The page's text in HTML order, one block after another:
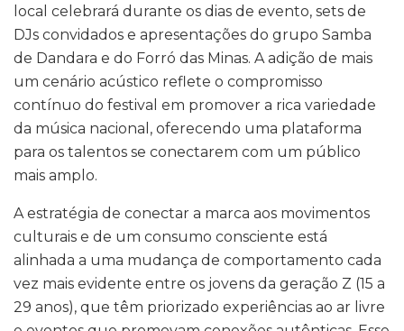
local celebrará durante os dias de evento, sets de
DJs convidados e apresentações do grupo Samba
de Dandara e do Forró das Minas. A adição de mais
um cenário acústico reflete o compromisso
contínuo do festival em promover a rica variedade
da música nacional, oferecendo uma plataforma
para os talentos se conectarem com um público
mais amplo.
A estratégia de conectar a marca aos movimentos
culturais e de um consumo consciente está
alinhada a uma mudança de comportamento cada
vez mais evidente entre os jovens da geração Z (15 a
29 anos), que têm priorizado experiências ao ar livre